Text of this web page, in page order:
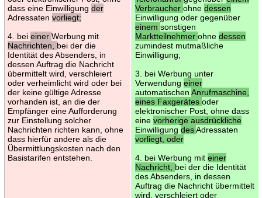
dass eine Einwilligung der
Adressaten vorliegt;
4. bei einer Werbung mit
Nachrichten, bei der die
Identität des Absenders, in
dessen Auftrag die Nachricht
übermittelt wird, verschleiert
oder verheimlicht wird oder bei
der keine gültige Adresse
vorhanden ist, an die der
Empfänger eine Aufforderung
zur Einstellung solcher
Nachrichten richten kann, ohne
dass hierfür andere als die
Übermittlungskosten nach den
Basistarifen entstehen.
Verbraucher ohne dessen
Einwilligung oder gegenüber
einem sonstigen
Marktteilnehmer ohne dessen
zumindest mutmaßliche
Einwilligung;
3. bei Werbung unter
Verwendung einer
automatischen Anrufmaschine,
eines Faxgerätes oder
elektronischer Post, ohne dass
eine vorherige ausdrückliche
Einwilligung desAdressaten
vorliegt, oder
4. bei Werbung mit einer
Nachricht, bei der die Identität
des Absenders, in dessen
Auftrag die Nachricht übermittelt
wird, verschleiert oder